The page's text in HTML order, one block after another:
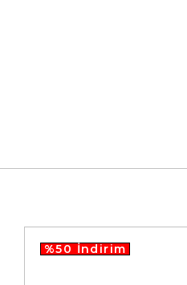
%50 İndirim